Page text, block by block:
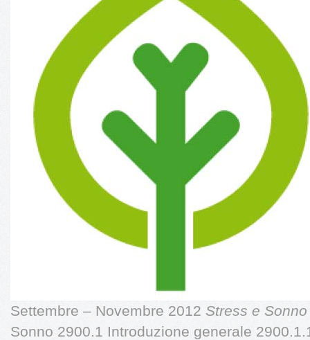
Settembre – Novembre 2012 Stress e
Sonno 2900.1 Introduzione generale